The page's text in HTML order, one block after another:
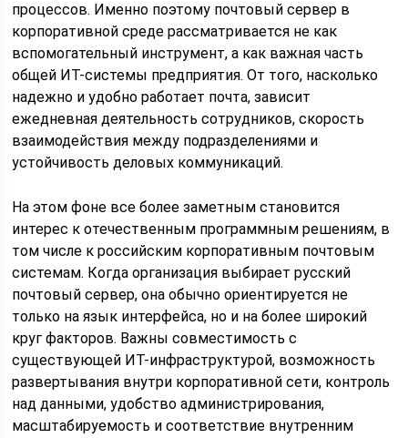
процессов. Именно поэтому почтовый сервер в
корпоративной среде рассматривается не как
вспомогательный инструмент, а как важная часть
общей ИТ-системы предприятия. От того, насколько
надежно и удобно работает почта, зависит
ежедневная деятельность сотрудников, скорость
взаимодействия между подразделениями и
устойчивость деловых коммуникаций.
На этом фоне все более заметным становится
интерес к отечественным программным решениям, в
том числе к российским корпоративным почтовым
системам. Когда организация выбирает русский
почтовый сервер, она обычно ориентируется не
только на язык интерфейса, но и на более широкий
круг факторов. Важны совместимость с
существующей ИТ-инфраструктурой, возможность
развертывания внутри корпоративной сети, контроль
над данными, удобство администрирования,
масштабируемость и соответствие внутренним